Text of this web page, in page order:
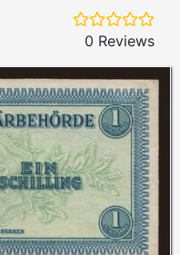
0 Reviews